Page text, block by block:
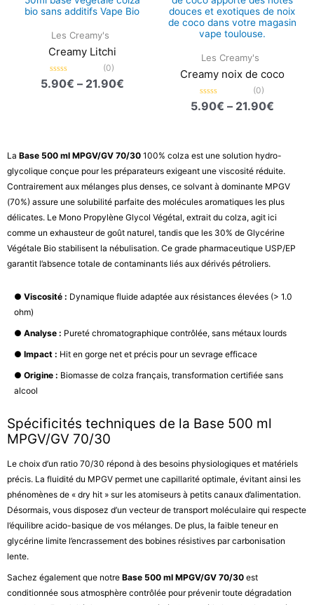
Les Creamy's
Creamy Litchi
Note
0
(0)
5.90€ – 21.90€
prix :
5.90€
à
21.90€
Les Creamy's
Creamy noix de coco
Note
0
(0)
5.90€ – 21.90€
prix :
5.90€
à
La Base 500 ml MPGV/GV 70/30 100% colza est une solution hydro-
glycolique conçue pour les préparateurs exigeant une viscosité réduite.
Contrairement aux mélanges plus denses, ce solvant à dominante MPGV
(70%) assure une solubilité parfaite des molécules aromatiques les plus
délicates. Le Mono Propylène Glycol Végétal, extrait du colza, agit ici
comme un exhausteur de goût naturel, tandis que les 30% de Glycérine
Végétale Bio stabilisent la nébulisation. Ce grade pharmaceutique USP/EP
garantit l’absence totale de contaminants liés aux dérivés pétroliers.
● Viscosité : Dynamique fluide adaptée aux résistances élevées (> 1.0
ohm)
● Analyse : Pureté chromatographique contrôlée, sans métaux lourds
● Impact : Hit en gorge net et précis pour un sevrage efficace
● Origine : Biomasse de colza français, transformation certifiée sans
alcool
Spécificités techniques de la Base 500 ml
MPGV/GV 70/30
Le choix d’un ratio 70/30 répond à des besoins physiologiques et matériels
précis. La fluidité du MPGV permet une capillarité optimale, évitant ainsi les
phénomènes de « dry hit » sur les atomiseurs à petits canaux d’alimentation.
Désormais, vous disposez d’un vecteur de transport moléculaire qui respecte
l’équilibre acido-basique de vos mélanges. De plus, la faible teneur en
glycérine limite l’encrassement des bobines résistives par carbonisation
lente.
Sachez également que notre Base 500 ml MPGV/GV 70/30 est
conditionnée sous atmosphère contrôlée pour prévenir toute dégradation